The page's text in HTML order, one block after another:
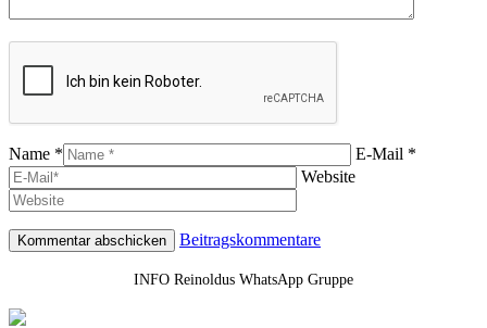
Name *
E-Mail *
Website
Beitragskommentare
INFO Reinoldus WhatsApp Gruppe